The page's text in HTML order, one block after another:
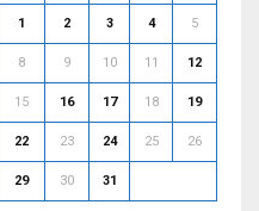
1 2 3 4 5
8 9 10 11 12
15 16 17 18 19
22 23 24 25 26
29 30 31